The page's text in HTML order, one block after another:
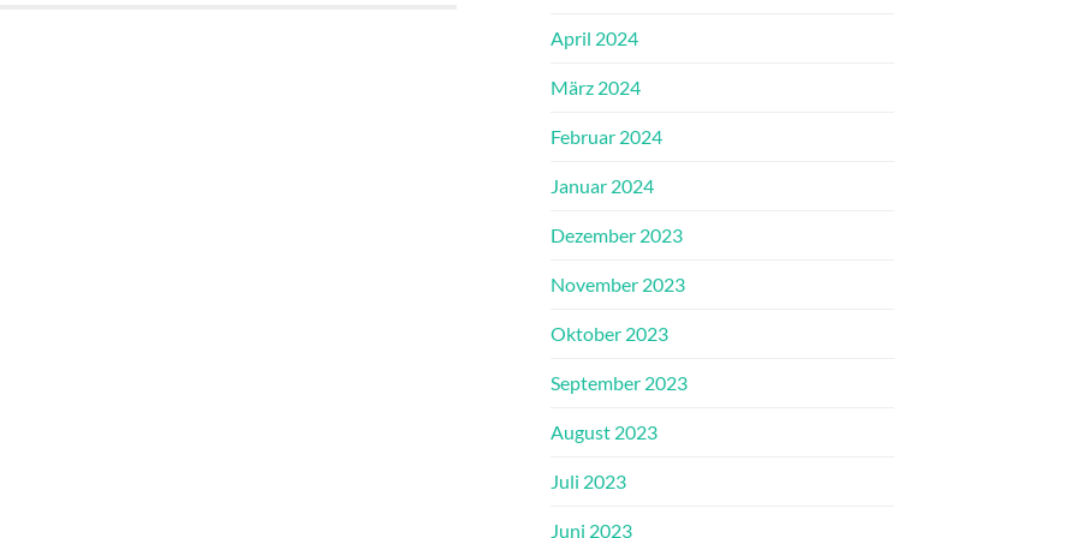
April 2024
März 2024
Februar 2024
Januar 2024
Dezember 2023
November 2023
Oktober 2023
September 2023
August 2023
Juli 2023
Juni 2023